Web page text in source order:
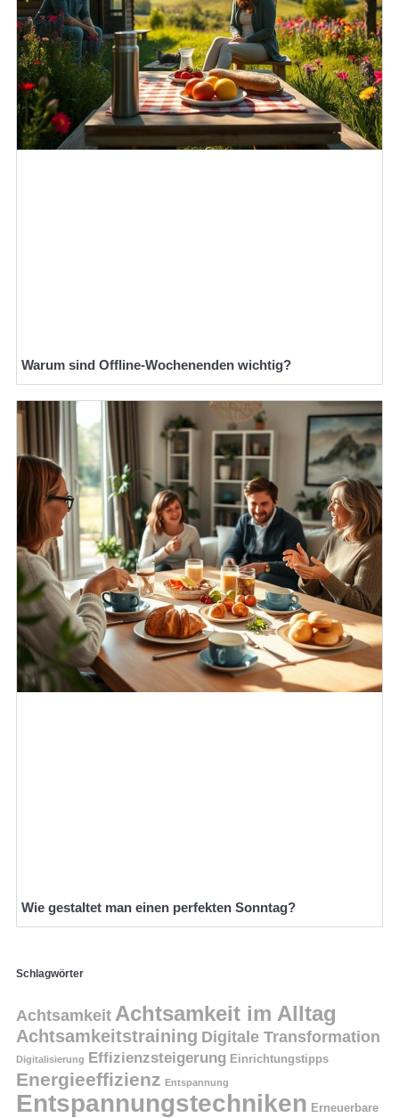
Warum sind Offline-Wochenenden wichtig?
Wie gestaltet man einen perfekten Sonntag?
Schlagwörter
Achtsamkeit Achtsamkeit im Alltag
Achtsamkeitstraining Digitale Transformation
Digitalisierung Effizienzsteigerung Einrichtungstipps
Energieeffizienz Entspannung
Entspannungstechniken Erneuerbare